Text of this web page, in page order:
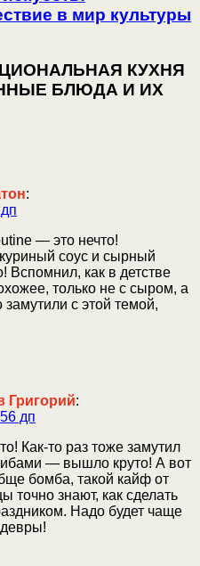
в мир культуры
КУХНЯ
БЛЮДА И ИХ
:
— это нечто!
соус и сырный
как в детстве
только не с сыром, а
с этой темой,
Григорий:
дп
Как-то раз тоже замутил
— вышло круто! А вот
бомба, такой кайф от
точно знают, как сделать
Надо будет чаще